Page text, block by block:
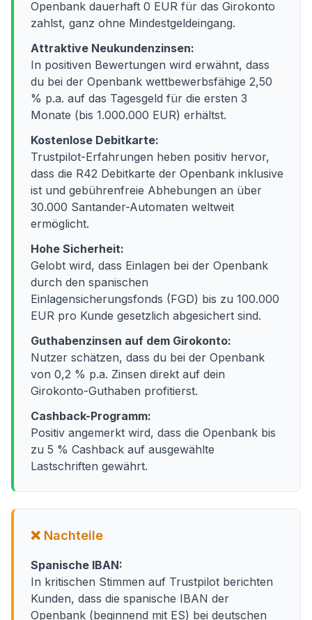
Openbank dauerhaft 0 EUR für das Girokonto
zahlst, ganz ohne Mindestgeldeingang.
Attraktive Neukundenzinsen:
In positiven Bewertungen wird erwähnt, dass
du bei der Openbank wettbewerbsfähige 2,50
% p.a. auf das Tagesgeld für die ersten 3
Monate (bis 1.000.000 EUR) erhältst.
Kostenlose Debitkarte:
Trustpilot-Erfahrungen heben positiv hervor,
dass die R42 Debitkarte der Openbank inklusive
ist und gebührenfreie Abhebungen an über
30.000 Santander-Automaten weltweit
ermöglicht.
Hohe Sicherheit:
Gelobt wird, dass Einlagen bei der Openbank
durch den spanischen
Einlagensicherungsfonds (FGD) bis zu 100.000
EUR pro Kunde gesetzlich abgesichert sind.
Guthabenzinsen auf dem Girokonto:
Nutzer schätzen, dass du bei der Openbank
von 0,2 % p.a. Zinsen direkt auf dein
Girokonto-Guthaben profitierst.
Cashback-Programm:
Positiv angemerkt wird, dass die Openbank bis
zu 5 % Cashback auf ausgewählte
Lastschriften gewährt.
❌ Nachteile
Spanische IBAN:
In kritischen Stimmen auf Trustpilot berichten
Kunden, dass die spanische IBAN der
Openbank (beginnend mit ES) bei deutschen